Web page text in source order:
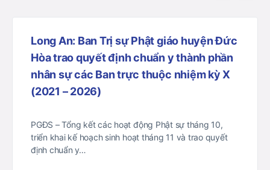
Long An: Ban Trị sự Phật giáo huyện Đức
Hòa trao quyết định chuẩn y thành phần
nhân sự các Ban trực thuộc nhiệm kỳ X
(2021 – 2026)
PGĐS – Tổng kết các hoạt động Phật sự tháng 10,
triển khai kế hoạch sinh hoạt tháng 11 và trao quyết
định chuẩn y…